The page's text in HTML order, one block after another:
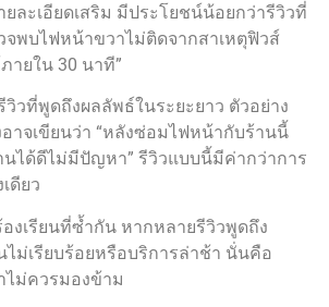
ยละเอียดเสริม มีประโยชน์น้อยกว่ารีวิวที่
จพบไฟหน้าขวาไม่ติดจากสาเหตุฟิวส์
ายใน 30 นาที”
วที่พูดถึงผลลัพธ์ในระยะยาว ตัวอย่าง
าจเขียนว่า “หลังซ่อมไฟหน้ากับร้านนี้
นได้ดีไม่มีปัญหา” รีวิวแบบนี้มีค่ากว่าการ
ดียว
องเรียนที่ซ้ำกัน หากหลายรีวิวพูดถึง
ไม่เรียบร้อยหรือบริการล่าช้า นั่นคือ
ม่ควรมองข้าม